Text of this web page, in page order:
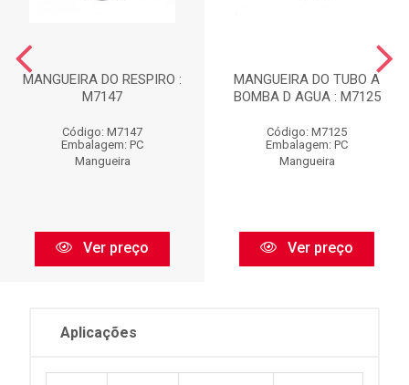
MANGUEIRA DO RESPIRO :
M7147
Código: M7147
Embalagem: PC
Mangueira
Ver preço
MANGUEIRA DO TUBO A
BOMBA D AGUA : M7125
Código: M7125
Embalagem: PC
Mangueira
Ver preço
Aplicações